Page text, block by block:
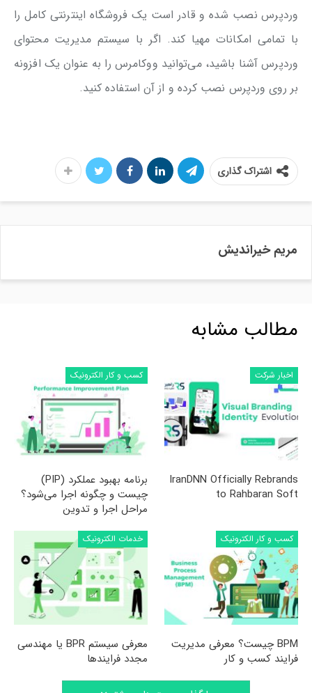
وردپرس نصب شده و قادر است یک فروشگاه اینترنتی کامل را
با تمامی امکانات مهیا کند. اگر با سیستم مدیریت محتوای
وردپرس آشنا باشید، می‌توانید ووکامرس را به عنوان یک افزونه
بر روی وردپرس نصب کرده و از آن استفاده کنید.
اشتراک گذاری
مریم خیراندیش
مطالب مشابه
اخبار شرکت
IranDNN Officially Rebrands
to Rahbaran Soft
کسب و کار الکترونیک
برنامه بهبود عملکرد (PIP)
چیست و چگونه اجرا می‌شود؟
مراحل اجرا و تدوین
کسب و کار الکترونیک
BPM چیست؟ معرفی مدیریت
فرایند کسب و کار
خدمات الکترونیک
معرفی سیستم BPR یا مهندسی
مجدد فرایندها